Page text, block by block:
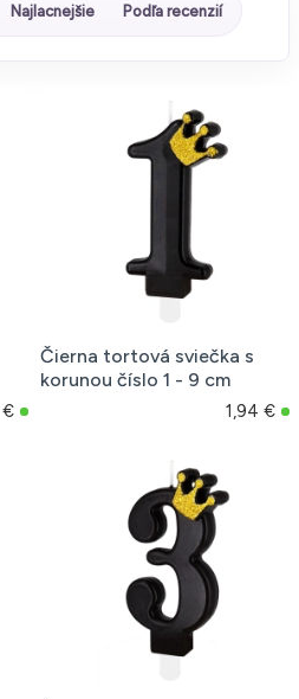
Najlacnejšie Podľa recenzií
€
Čierna tortová sviečka s
korunou číslo 1 - 9 cm
1,94 €